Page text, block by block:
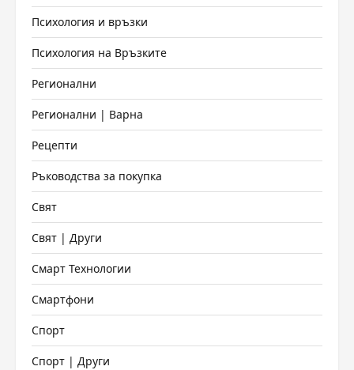
Психология и връзки
Психология на Връзките
Регионални
Регионални | Варна
Рецепти
Ръководства за покупка
Свят
Свят | Други
Смарт Технологии
Смартфони
Спорт
Спорт | Други